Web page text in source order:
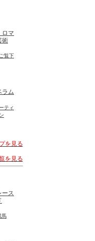
覧下
ティ
を見る
を見る
馬